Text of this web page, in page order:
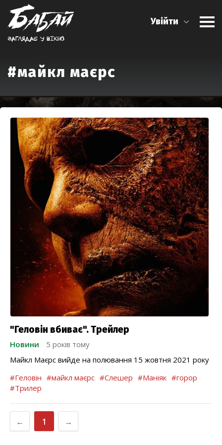
Заглядає у вiкно
Увійти
#майкл маєрс
"Геловін вбиває". Трейлер
Новини
5 років тому
Майкл Маєрс вийде на полювання 15 жовтня 2021 року
#Геловін #майкл маєрс #Слешер #Маніяк #горор
#Трилер
← 1 →